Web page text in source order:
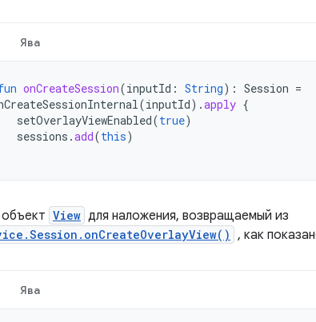
Ява
onCreateSession(inputId : String): Session =
(inputId).apply {
setOverlayViewEnabled(true)
sessions .add(this)
View для наложения, возвращаемый из
, как
Ява